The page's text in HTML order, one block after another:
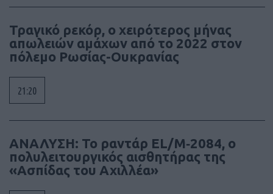
Τραγικό ρεκόρ, ο χειρότερος μήνας
απωλειών αμάχων από το 2022 στον
πόλεμο Ρωσίας-Ουκρανίας
21:20
ΑΝΑΛΥΣΗ: To ραντάρ EL/M‑2084, ο
πολυλειτουργικός αισθητήρας της
«Ασπίδας του Αχιλλέα»